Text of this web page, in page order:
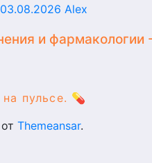
03.08.2026 Alex
и фармакологии
пульсе. 💊
от Themeansar.